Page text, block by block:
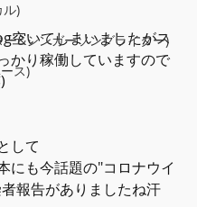
)
&シンガーソングライター)
ス)
空いてしまいましたがス
かり稼働していますので
して
にも今話題の"コロナウイ
報告がありましたね汗